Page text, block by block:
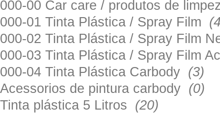
000-00 Car care / produtos de
000-01 Tinta Plástica / Spray Film
000-02 Tinta Plástica / Spray Film
000-03 Tinta Plástica / Spray Film
000-04 Tinta Plástica Carbody (3)
Acessorios de pintura carbody (0)
Tinta plástica 5 Litros (20)